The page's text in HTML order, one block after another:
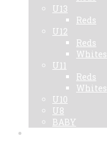
U13
Reds
U12
Reds
Whites
U11
Reds
Whites
U10
U8
BABY